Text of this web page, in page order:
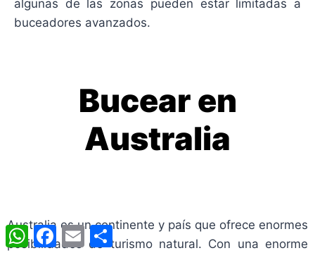
algunas de las zonas pueden estar limitadas a
buceadores avanzados.
Bucear en
Australia
Australia es un continente y país que ofrece enormes
posibilidades de turismo natural. Con una enorme
WhatsApp
Facebook
EmailCompartir